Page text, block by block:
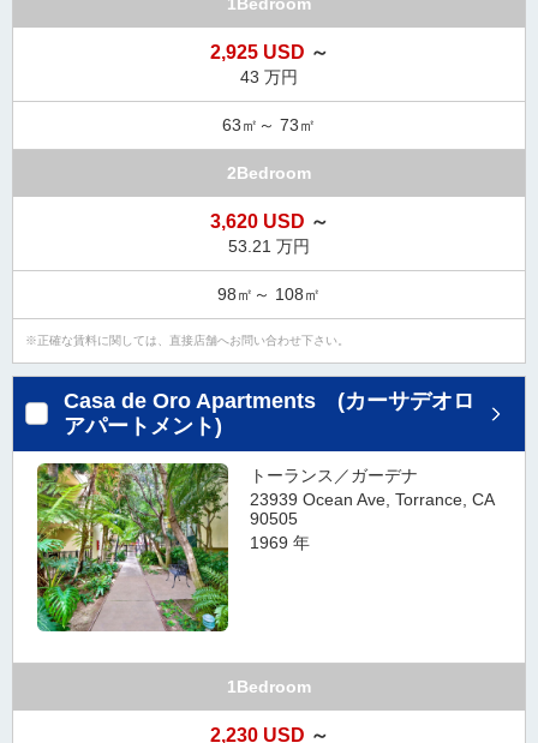
2,925 USD ～
43 万円
63㎡～ 73㎡
2Bedroom
3,620 USD ～
53.21 万円
98㎡～ 108㎡
正確な賃料に関しては、直接店舗へお問い合わせ下さい。
Casa de Oro Apartments (カーサデオロ
アパートメント)
トーランス／ガーデナ
23939 Ocean Ave, Torrance, CA
90505
1969 年
1Bedroom
2,230 USD ～